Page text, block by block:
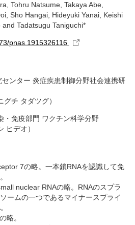
Tohru Natsume, Takaya Abe,
Sho Hangai, Hideyuki Yanai, Keishi
Tadatsugu Taniguchi*
pnas.1915326116
ンター 炎症疾患制御分野社会連携研
チ タダツグ）
・免疫部門 ワクチン科学分野
ヒデオ）
7の略。一本鎖RNAを認識して免
nuclear RNAの略。RNAのスプラ
ームの一つであるマイナースプライ
略。